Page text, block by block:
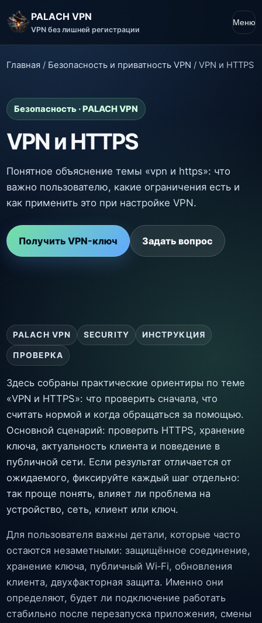
PALACH VPN
VPN без лишней регистрации
Меню
Главная / Безопасность и приватность VPN / VPN и HTTPS
Безопасность · PALACH VPN
VPN и HTTPS
Понятное объяснение темы «vpn и https»: что
важно пользователю, какие ограничения есть и
как применить это при настройке VPN.
Получить VPN-ключ Задать вопрос
PALACH VPN SECURITY ИНСТРУКЦИЯ
ПРОВЕРКА
Здесь собраны практические ориентиры по теме
«VPN и HTTPS»: что проверить сначала, что
считать нормой и когда обращаться за помощью.
Основной сценарий: проверить HTTPS, хранение
ключа, актуальность клиента и поведение в
публичной сети. Если результат отличается от
ожидаемого, фиксируйте каждый шаг отдельно:
так проще понять, влияет ли проблема на
устройство, сеть, клиент или ключ.
Для пользователя важны детали, которые часто
остаются незаметными: защищённое соединение,
хранение ключа, публичный Wi‑Fi, обновления
клиента, двухфакторная защита. Именно они
определяют, будет ли подключение работать
стабильно после перезапуска приложения, смены